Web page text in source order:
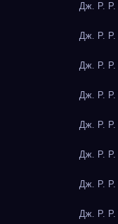
Дж. Р. Р.
Дж. Р. Р.
Дж. Р. Р.
Дж. Р. Р.
Дж. Р. Р.
Дж. Р. Р.
Дж. Р. Р.
Дж. Р. Р.